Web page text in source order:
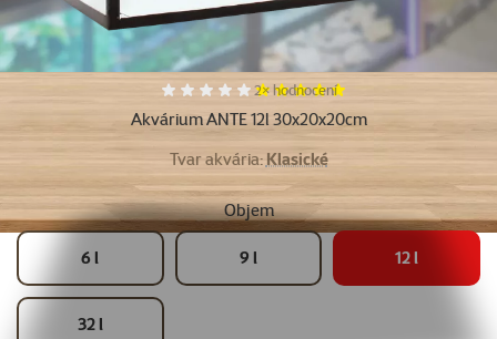
Akvárium ANTE 12l 30x20x20cm
Hodnocení 100%, počet hodnocení:
2× hodnocení
Tvar akvária: Klasické
Objem
6 l 9 l 12 l
32 l